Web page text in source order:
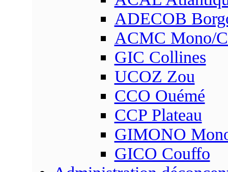
ADECOB
ACMC Mono/
GIC Collines
UCOZ Zou
CCO Ouémé
CCP Plateau
GIMONO
GICO Couffo